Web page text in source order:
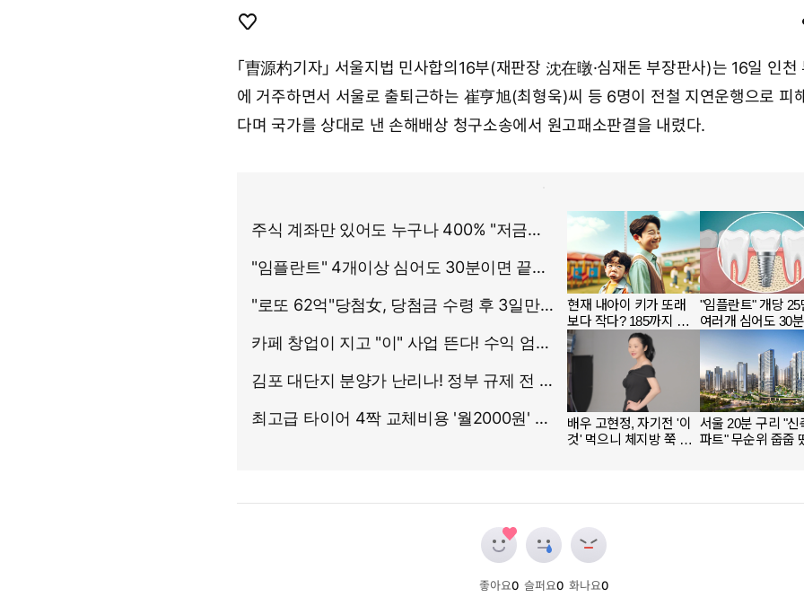
0
2
7
요
「曺源杓기자」 서울지법 민사합의16부(재판장 沈在暾·심재돈 부장판사)는 16일 인천
에 거주하면서 서울로 출퇴근하는 崔亨旭(최형욱)씨 등 6명이 전철 지연운행으로 피
다며 국가를 상대로 낸 손해배상 청구소송에서 원고패소판결을 내렸다.
좋아요0 슬퍼요0 화나요0